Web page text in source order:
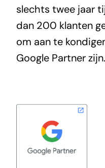
slechts twee jaar
dan 200 klanten
om aan te
Google Partner zijn.